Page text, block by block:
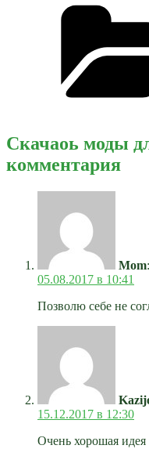
Скачаоь моды
комментария
Mom:
05.08.2017 в 10:41
Позволю себе не
15.12.2017 в 12:30
Очень хорошая идея